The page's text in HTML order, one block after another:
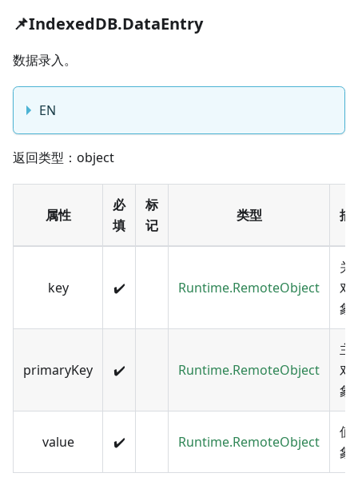
📌IndexedDB.DataEntry
数据录入。
EN
返回类型：object
属性
必
填
标
记
类型 描
key ✔️ Runtime.RemoteObject
关
对
象
primaryKey ✔️ Runtime.RemoteObject
主
对
象
value ✔️ Runtime.RemoteObject
值
象